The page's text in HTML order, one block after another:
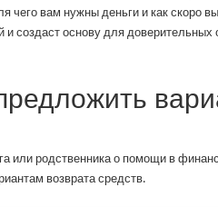
чего вам нужны деньги и как скоро
и создаст основу для
или родственника о помощи в
возврата средств.